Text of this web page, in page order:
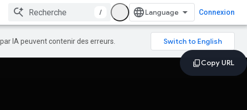
/ Connexion
IA peuvent contenir des erreurs.